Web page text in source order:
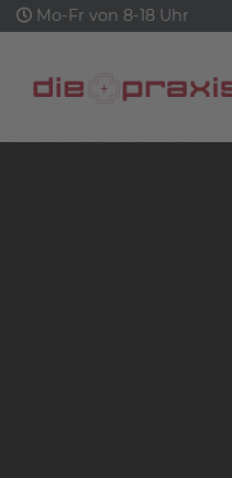
Mo-Fr von 8-18 Uhr